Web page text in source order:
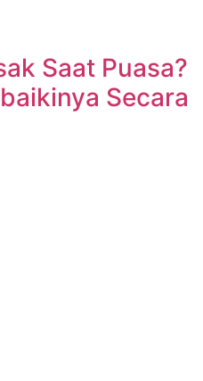
Saat Puasa?
Secara